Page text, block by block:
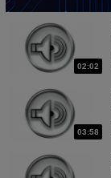
02:02
03:58